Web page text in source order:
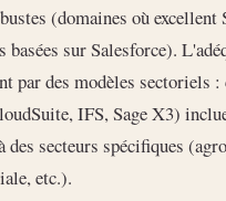
(domaines où excellent
basées sur Salesforce).
par des modèles sectoriels
IFS, Sage X3)
des secteurs spécifiques
etc.).